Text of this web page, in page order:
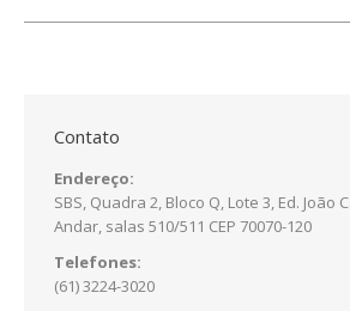
Contato
Endereço:
SBS, Quadra 2, Bloco Q, Lote 3, Ed. João
Andar, salas 510/511 CEP 70070-120
Telefones:
(61) 3224-3020